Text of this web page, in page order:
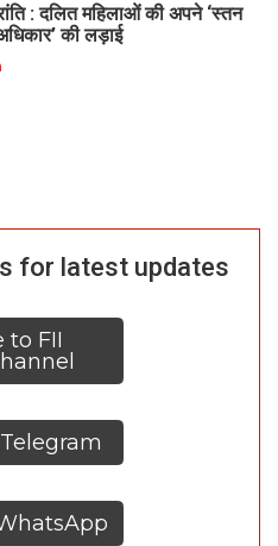
: दलित महिलाओं की अपने ‘स्तन
की लड़ाई
for latest updates
to FII